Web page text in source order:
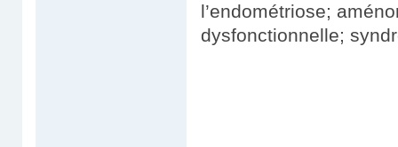
l’endométriose;
dysfonctionnelle;